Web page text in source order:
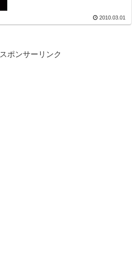
2010.03.01
スポンサーリンク